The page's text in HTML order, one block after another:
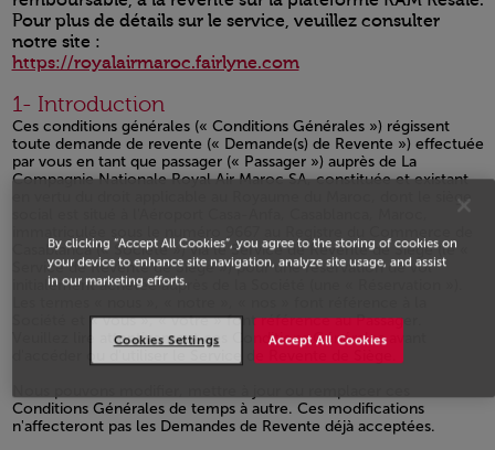
Pour plus de détails sur le service, veuillez consulter
notre site :
https://royalairmaroc.fairlyne.com
Open in a new window
1- Introduction
Ces conditions générales (« Conditions Générales ») régissent
toute demande de revente (« Demande(s) de Revente ») effectuée
par vous en tant que passager (« Passager ») auprès de La
Compagnie Nationale Royal Air Maroc SA, constituée et existant
en vertu du droit applicable au Royaume du Maroc, dont le siège
Casablanca (« Société ») via le Service de Revente de Siège (le «
Service de Revente de Siège ») pour une réservation de vol
initialement achetée auprès de la Société (une « Réservation »).
Société et « vous », « votre » font référence au Passager.
Veuillez lire attentivement ces Conditions Générales avant
Conditions Générales de temps à autre. Ces modifications
n'affecteront pas les Demandes de Revente déjà acceptées.
By clicking “Accept All Cookies”, you agree to the storing of cookies on
your device to enhance site navigation, analyze site usage, and assist
in our marketing efforts.
Accept All Cookies
Cookies Settings